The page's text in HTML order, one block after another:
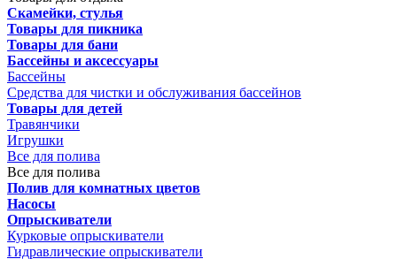
Скамейки, стулья
Товары для пикника
Товары для бани
Бассейны и аксессуары
Бассейны
Средства для чистки и обслуживания бассейнов
Товары для детей
Травянчики
Игрушки
Все для полива
Все для полива
Полив для комнатных цветов
Насосы
Опрыскиватели
Курковые опрыскиватели
Гидравлические опрыскиватели